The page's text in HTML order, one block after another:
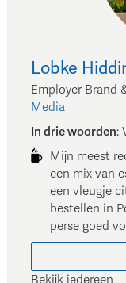
Lobke
Employer Brand
Media
In drie woorden:
Mijn meest
een mix van
een vleugje
bestellen in
perse goed
Bekijk iedereen